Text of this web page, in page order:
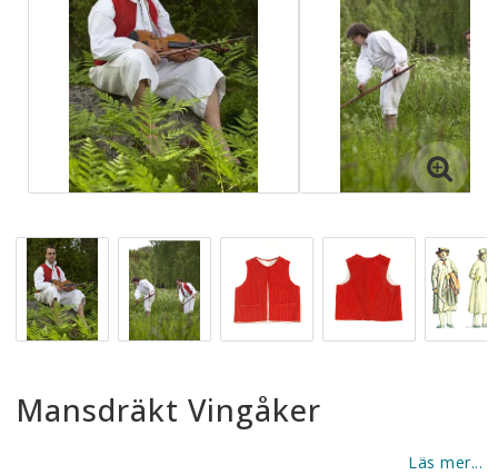
Mansdräkt Vingåker
Läs mer...